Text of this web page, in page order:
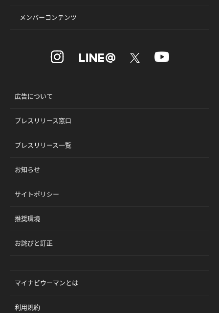
メンバーコンテンツ
広告について
プレスリリース窓口
プレスリリース一覧
お知らせ
サイトポリシー
推奨環境
お詫びと訂正
マイナビウーマンとは
利用規約